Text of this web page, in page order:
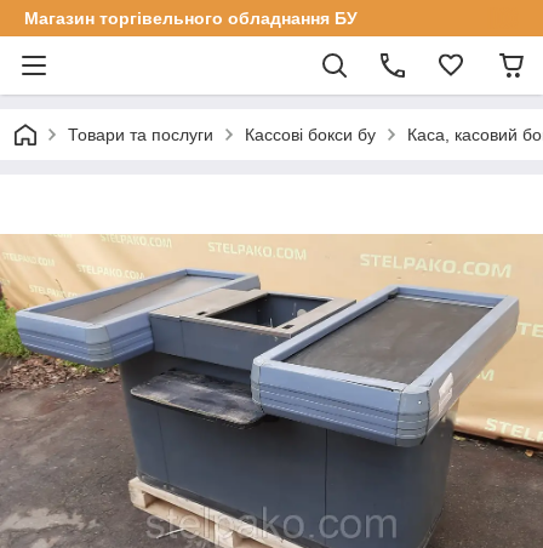
Магазин торгівельного обладнання БУ
Товари та послуги Кассові бокси бу Каса, касовий